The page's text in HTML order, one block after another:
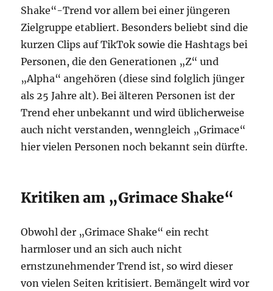
Shake“-Trend vor allem bei einer jüngeren
Zielgruppe etabliert. Besonders beliebt sind die
kurzen Clips auf TikTok sowie die Hashtags bei
Personen, die den Generationen „Z“ und
„Alpha“ angehören (diese sind folglich jünger
als 25 Jahre alt). Bei älteren Personen ist der
Trend eher unbekannt und wird üblicherweise
auch nicht verstanden, wenngleich „Grimace“
hier vielen Personen noch bekannt sein dürfte.
Kritiken am „Grimace Shake“
Obwohl der „Grimace Shake“ ein recht
harmloser und an sich auch nicht
ernstzunehmender Trend ist, so wird dieser
von vielen Seiten kritisiert. Bemängelt wird vor